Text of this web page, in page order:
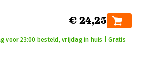
€ 24,25
voor 23:00 besteld, vrijdag in huis | Gratis